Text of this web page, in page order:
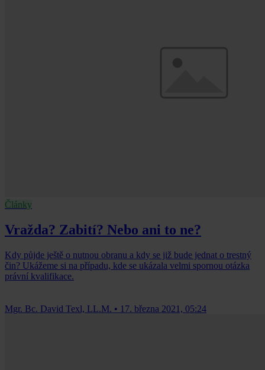
Články
Vražda? Zabití? Nebo ani to ne?
Kdy půjde ještě o nutnou obranu a kdy se již bude jednat o trestný
čin? Ukážeme si na případu, kde se ukázala velmi spornou otázka
právní kvalifikace.
Mgr. Bc. David Texl, LL.M. • 17. března 2021, 05:24